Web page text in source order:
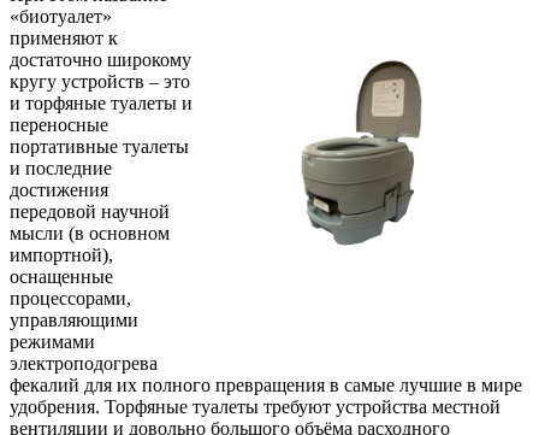
«биотуалет»
применяют к
достаточно широкому
кругу устройств – это
и торфяные туалеты и
переносные
портативные туалеты
и последние
достижения
передовой научной
мысли (в основном
импортной),
оснащенные
процессорами,
управляющими
режимами
электроподогрева
фекалий для их полного превращения в самые лучшие в мире
удобрения. Торфяные туалеты требуют устройства местной
вентиляции и довольно большого объёма расходного